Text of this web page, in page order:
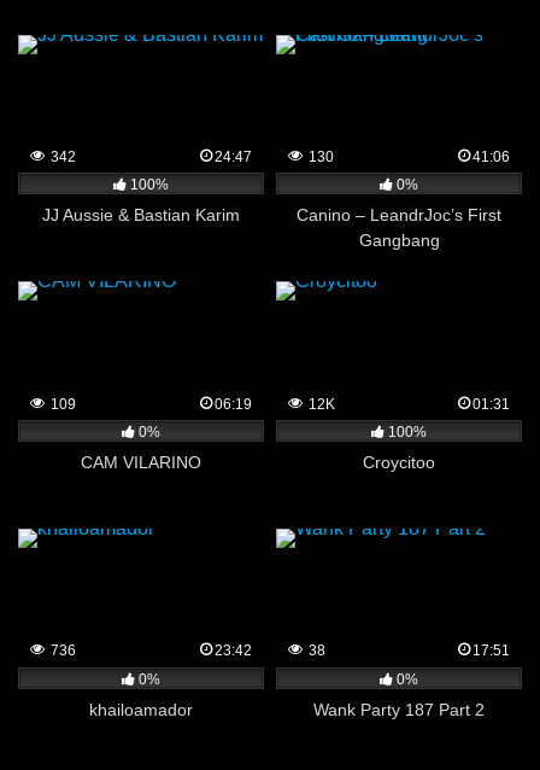
342
24:47
100%
JJ Aussie & Bastian Karim
130
41:06
0%
Canino – LeandrJoc’s First
Gangbang
109
06:19
0%
CAM VILARINO
12K
01:31
100%
Croycitoo
736
23:42
0%
khailoamador
38
17:51
0%
Wank Party 187 Part 2